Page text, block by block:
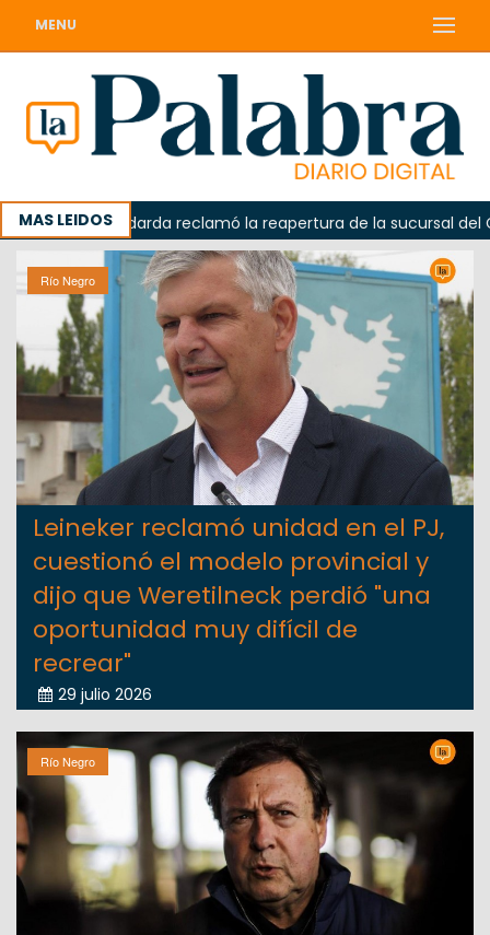
MENU
MAS LEIDOSOdarda reclamó la reapertura de la sucursal del
Río Negro
Leineker reclamó unidad en el PJ,
cuestionó el modelo provincial y
dijo que Weretilneck perdió "una
oportunidad muy difícil de
recrear"
29 julio 2026
Río Negro